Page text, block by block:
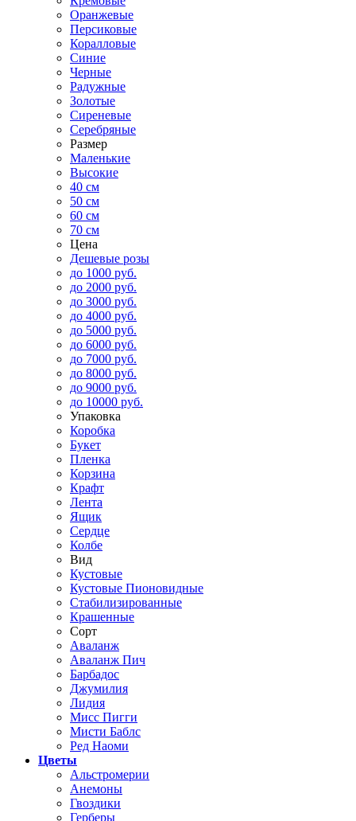
Оранжевые
Персиковые
Коралловые
Синие
Черные
Радужные
Золотые
Сиреневые
Серебряные
Размер
Маленькие
Высокие
40 см
50 см
60 см
70 см
Цена
Дешевые розы
до 1000 руб.
до 2000 руб.
до 3000 руб.
до 4000 руб.
до 5000 руб.
до 6000 руб.
до 7000 руб.
до 8000 руб.
до 9000 руб.
до 10000 руб.
Упаковка
Коробка
Букет
Пленка
Корзина
Крафт
Лента
Ящик
Сердце
Колбе
Вид
Кустовые
Кустовые Пионовидные
Стабилизированные
Крашенные
Сорт
Аваланж
Аваланж Пич
Барбадос
Джумилия
Лидия
Мисс Пигги
Мисти Баблс
Ред Наоми
Цветы
Альстромерии
Анемоны
Гвоздики
Герберы